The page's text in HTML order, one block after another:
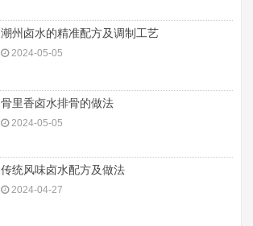
潮州卤水的精准配方及调制工艺
2024-05-05
骨里香卤水排骨的做法
2024-05-05
传统风味卤水配方及做法
2024-04-27